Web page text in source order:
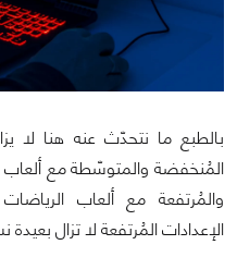
بالطبع ما نتحدّث عنه هنا لا
الإعدادات المُرتفعة لا تزال